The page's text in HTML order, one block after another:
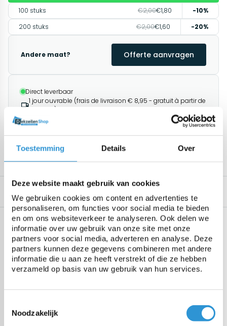
Toestemming Details Over
Deze website maakt gebruik van cookies
We gebruiken cookies om content en advertenties te
personaliseren, om functies voor social media te bieden
en om ons websiteverkeer te analyseren. Ook delen we
informatie over uw gebruik van onze site met onze
partners voor social media, adverteren en analyse. Deze
partners kunnen deze gegevens combineren met andere
informatie die u aan ze heeft verstrekt of die ze hebben
verzameld op basis van uw gebruik van hun services.
Noodzakelijk
100 stuks €2,00€1,80
-10%
200 stuks
€2,00€1,60 -20%
Andere maat? Offerte aanvragen
Direct leverbaar
1 jour ouvrable (frais de livraison € 8,95 - gratuit à partir de
€ 100,00)
Afhalen mogelijk in Antwerpen
Retourneren binnen 14 dagen (alleen standaard
producten)
1195+ klanten geven ons een 9.8/10
Spécifications
Geen specificaties beschikbaar.
Start chat